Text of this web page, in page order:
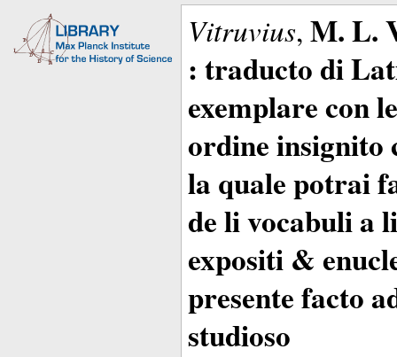
Vitruvius, M. L.
: traducto di
exemplare con
ordine insignito
la quale potrai
de li vocabuli a
expositi &
presente facto
studioso